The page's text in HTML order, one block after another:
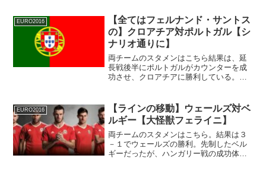
代にメジャートーナメントへの出場権を
得た。アシュリー・ウィリ...
EURO2016
【全てはフェルナンド・サントス
の】クロアチア対ポルトガル【シ
ナリオ通りに】
両チームのスタメンはこちら結果は、延
長戦後半にポルトガルがカウンターを成
功させ、クロアチアに勝利している。と
在する。平たく説明すると、中二日のチ
ーム（ポルトガル）と中三...
EURO2016
【ラインの移動】ウェールズ対ベ
ルギー【大怪獣フェライニ】
両チームのスタメンはこちら。結果は３
－１でウェールズの勝利。先制したベル
ギーだったが、ハンガリー戦の成功体験